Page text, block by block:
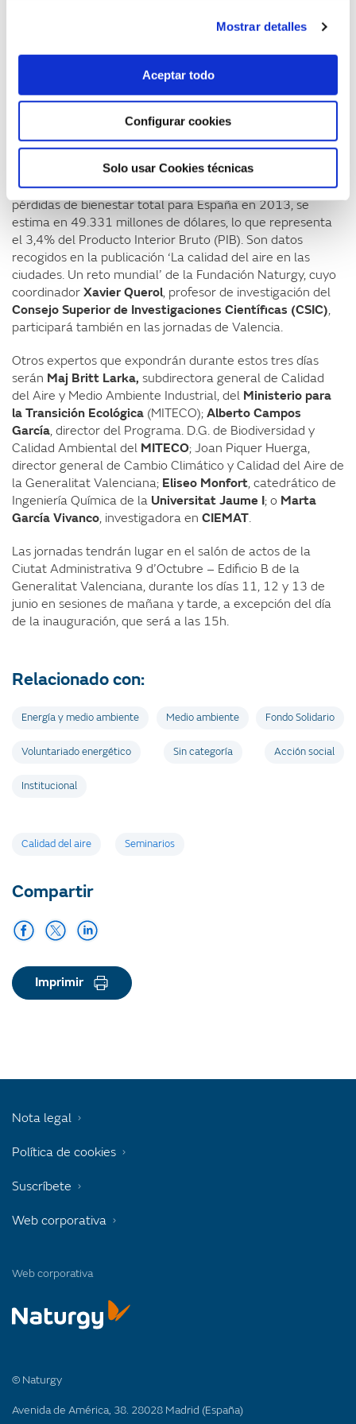
Mostrar detalles
Aceptar todo
Configurar cookies
Solo usar Cookies técnicas
poner el foco en un problema, la mala calidad del aire,
cuyos efectos adversos ya son una realidad y para el cual
la búsqueda de soluciones requiere de la actuación de
Consecuencias también económicas
Además de las consecuencias para la salud, la mala
calidad del aire tiene también consecuencias para la
economía, pues, según el Banco Mundial en términos de
pérdidas de bienestar total para España en 2013, se
estima en 49.331 millones de dólares, lo que representa
el 3,4% del Producto Interior Bruto (PIB). Son datos
recogidos en la publicación ‘La calidad del aire en las
ciudades. Un reto mundial’ de la Fundación Naturgy, cuyo
coordinador Xavier Querol, profesor de investigación del
Consejo Superior de Investigaciones Científicas (CSIC),
participará también en las jornadas de Valencia.
Otros expertos que expondrán durante estos tres días
serán Maj Britt Larka, subdirectora general de Calidad
del Aire y Medio Ambiente Industrial, del Ministerio para
la Transición Ecológica (MITECO); Alberto Campos
García, director del Programa. D.G. de Biodiversidad y
Calidad Ambiental del MITECO; Joan Piquer Huerga,
director general de Cambio Climático y Calidad del Aire de
la Generalitat Valenciana; Eliseo Monfort, catedrático de
Ingeniería Química de la Universitat Jaume I; o Marta
García Vivanco, investigadora en CIEMAT.
Las jornadas tendrán lugar en el salón de actos de la
Ciutat Administrativa 9 d’Octubre – Edificio B de la
Generalitat Valenciana, durante los días 11, 12 y 13 de
junio en sesiones de mañana y tarde, a excepción del día
de la inauguración, que será a las 15h.
Relacionado con:
Energía y medio ambiente Medio ambiente Fondo Solidario
Voluntariado energético Sin categoría Acción social
Institucional
Etiquetas
Calidad del aire Seminarios
Compartir
Imprimir
Web corporativa
© Naturgy
Avenida de América, 38. 28028 Madrid (España)
Nota legal
Política de cookies
Suscríbete
Web corporativa